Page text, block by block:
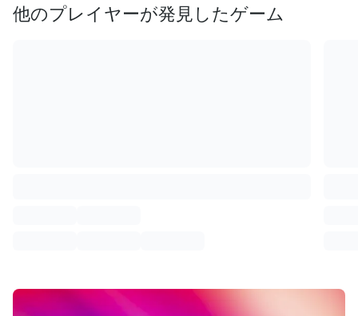
他のプレイヤーが発見したゲーム